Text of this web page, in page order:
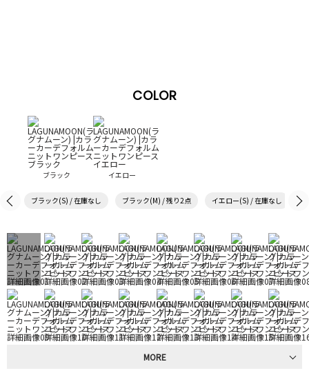
COLOR
ブラック イエロー
ブラック(S) / 在庫なし ブラック(M) / 残り2点 イエロー(S) / 在庫なし
MORE